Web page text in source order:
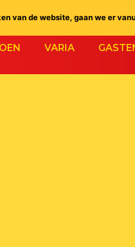
VARIA
van de website, gaan we er